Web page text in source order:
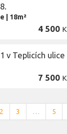
18m²
4 500
v Teplicích ulice
7 500
2 3 … 5